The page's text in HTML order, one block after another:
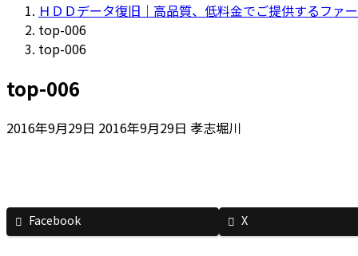
ＨＤＤデータ復旧｜高品質、低料金でご提供するファ
top-006
top-006
top-006
2016年9月29日 最
日
:
2016年9月29日 孝志堀川
Facebook X